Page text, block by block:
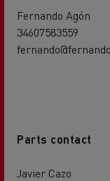
Fernando Agón
34607583559
Parts contact
Javier Cazo